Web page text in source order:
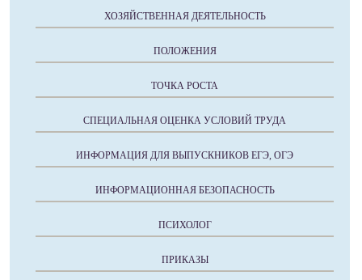
ХОЗЯЙСТВЕННАЯ ДЕЯТЕЛЬНОСТЬ
ПОЛОЖЕНИЯ
ТОЧКА РОСТА
СПЕЦИАЛЬНАЯ ОЦЕНКА УСЛОВИЙ ТРУДА
ИНФОРМАЦИЯ ДЛЯ ВЫПУСКНИКОВ ЕГЭ, ОГЭ
ИНФОРМАЦИОННАЯ БЕЗОПАСНОСТЬ
ПСИХОЛОГ
ПРИКАЗЫ